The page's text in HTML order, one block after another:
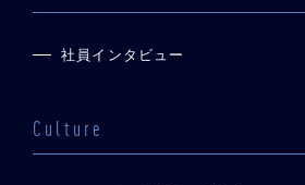
社員インタビュー
Culture